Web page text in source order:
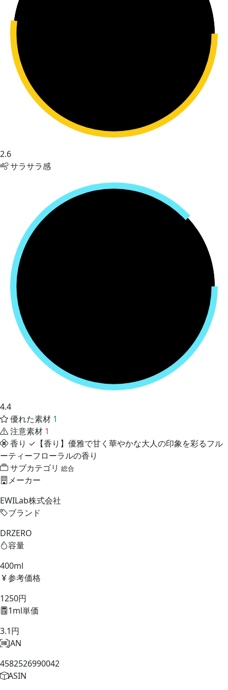
2.6
サラサラ感
4.4
優れた素材 1
注意素材 1
香り ✓【香り】優雅で甘く華やかな大人の印象を彩るフル
ーティーフローラルの香り
サブカテゴリ 総合
メーカー
EWILab株式会社
ブランド
DRZERO
容量
400ml
参考価格
1250円
1ml単価
3.1円
JAN
4582526990042
ASIN